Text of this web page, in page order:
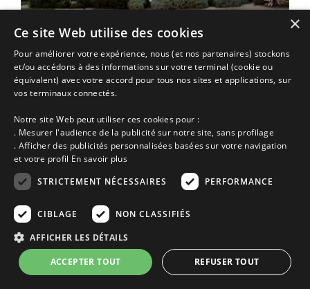
Maison vacances Locmariaquer | 4
appartement dans résidence. vue sur mer. a 100m de la plage
40m². rez de chaussée : cuisine équipée,…
Annonce n° 1225 | Location Maison
Locmariaquer proche de Ile d'Arz Golfe du Morbihan
Morbihan
de 300€ à 450€
la semaine selon saison
Ajoutez à ma sélection
Voir cette location
×
Ce site Web utilise des cookies
Pour améliorer votre expérience, nous (et nos partenaires) stockons
et/ou accédons à des informations sur votre terminal (cookie ou
équivalent) avec votre accord pour tous nos sites et applications, sur
vos terminaux connectés.
Notre site Web peut utiliser ces cookies pour :
. Mesurer l'audience de la publicité sur notre site, sans profilage
. Afficher des publicités personnalisées basées sur votre navigation
et votre profil En savoir plus
STRICTEMENT NÉCESSAIRES
PERFORMANCE
CIBLAGE NON CLASSIFIÉS
AFFICHER LES DÉTAILS
ACCEPTER TOUT REFUSER TOUT